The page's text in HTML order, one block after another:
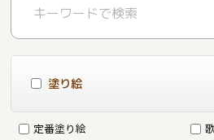
塗り絵
定番塗り絵